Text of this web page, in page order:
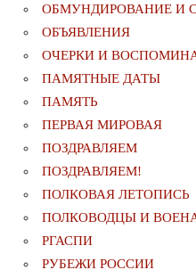
ОБМУНДИРОВАНИЕ И
ОБЪЯВЛЕНИЯ
ОЧЕРКИ И
ПАМЯТНЫЕ ДАТЫ
ПАМЯТЬ
ПЕРВАЯ МИРОВАЯ
ПОЗДРАВЛЯЕМ
ПОЗДРАВЛЯЕМ!
ПОЛКОВАЯ ЛЕТОПИСЬ
ПОЛКОВОДЦЫ И
РГАСПИ
РУБЕЖИ РОССИИ